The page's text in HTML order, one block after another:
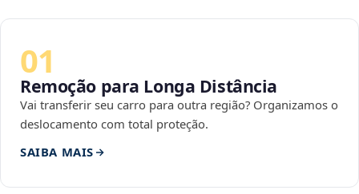
01
Remoção para Longa Distância
Vai transferir seu carro para outra região? Organizamos o
deslocamento com total proteção.
SAIBA MAIS